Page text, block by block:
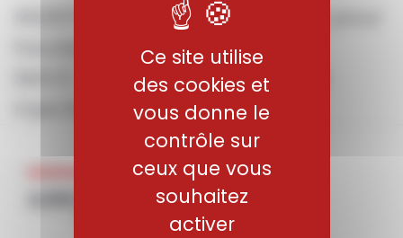
Ce site utilise
des cookies et
vous donne le
contrôle sur
ceux que vous
souhaitez
activer
XN26TW – Aciers inoxydables pour
hautes températures
SMV3 – Acier d’outillage pour
injection plastique